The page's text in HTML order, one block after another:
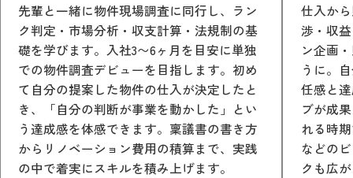
先輩と一緒に物件現場調査に同行し、ラン
ク判定・市場分析・収支計算・法規制の基
礎を学びます。入社3〜6ヶ月を目安に単独
での物件調査デビューを目指します。初め
て自分の提案した物件の仕入が決定したと
き、「自分の判断が事業を動かした」とい
う達成感を体感できます。稟議書の書き方
からリノベーション費用の積算まで、実践
の中で着実にスキルを積み上げます。
仕入か
渉・収
ン企画
うに。
任感と
ブが成
れる時
などの
クも広